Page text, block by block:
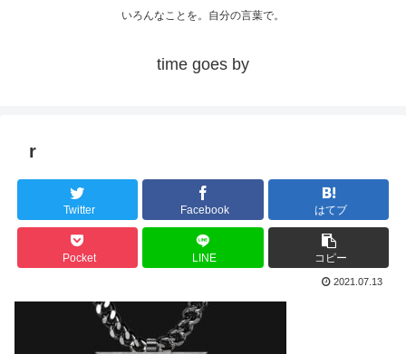
いろんなことを。自分の言葉で。
time goes by
r
Twitter Facebook はてブ
Pocket LINE コピー
2021.07.13